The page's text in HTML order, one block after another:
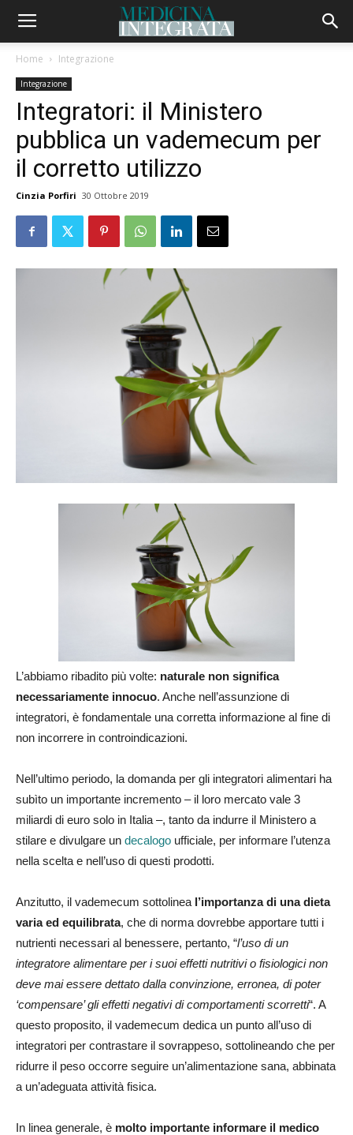
Home Integrazione
Integrazione
Integratori: il Ministero
pubblica un vademecum per
il corretto utilizzo
Cinzia Porfiri 30 Ottobre 2019
L’abbiamo ribadito più volte: naturale non significa
necessariamente innocuo. Anche nell’assunzione di
integratori, è fondamentale una corretta informazione al fine di
non incorrere in controindicazioni.
Nell’ultimo periodo, la domanda per gli integratori alimentari ha
subìto un importante incremento – il loro mercato vale 3
miliardi di euro solo in Italia –, tanto da indurre il Ministero a
stilare e divulgare un decalogo ufficiale, per informare l’utenza
nella scelta e nell’uso di questi prodotti.
Anzitutto, il vademecum sottolinea l’importanza di una dieta
varia ed equilibrata, che di norma dovrebbe apportare tutti i
nutrienti necessari al benessere, pertanto, “l’uso di un
integratore alimentare per i suoi effetti nutritivi o fisiologici non
deve mai essere dettato dalla convinzione, erronea, di poter
‘compensare’ gli effetti negativi di comportamenti scorretti“. A
questo proposito, il vademecum dedica un punto all’uso di
integratori per contrastare il sovrappeso, sottolineando che per
ridurre il peso occorre seguire un’alimentazione sana, abbinata
a un’adeguata attività fisica.
In linea generale, è molto importante informare il medico